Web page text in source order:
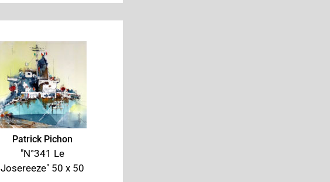
Patrick Pichon
"N°341 Le
Josereeze" 50 x 50